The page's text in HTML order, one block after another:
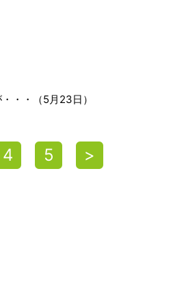
・・（5月23日）
4 5 >